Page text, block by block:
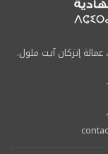
الجهادية ، عمالة إنزكان آيت ملول.